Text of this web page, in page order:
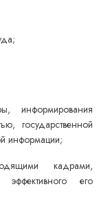
информирования
государственной
информации;
кадрами,
его